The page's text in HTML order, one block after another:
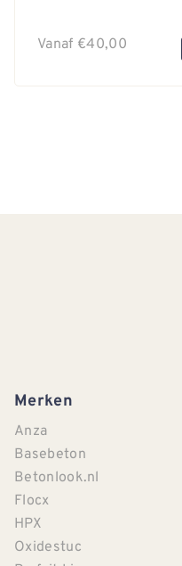
Vanaf €40,00
Merken
Anza
Basebeton
Betonlook.nl
Flocx
HPX
Oxidestuc